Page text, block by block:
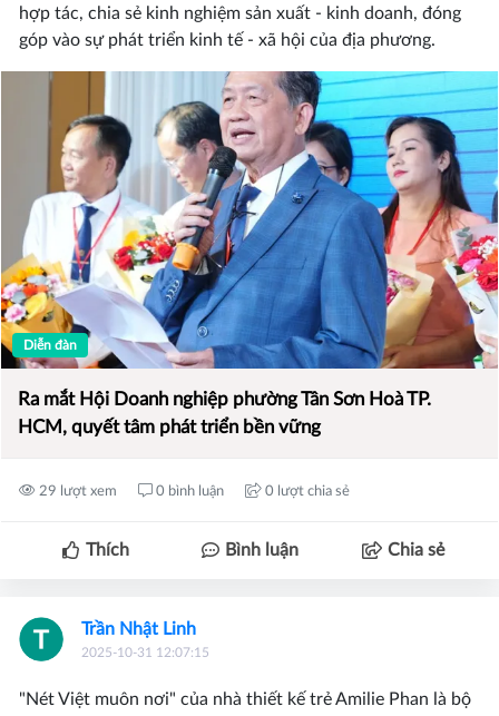
hợp tác, chia sẻ kinh nghiệm sản xuất - kinh doanh, đóng
góp vào sự phát triển kinh tế - xã hội của địa phương.
Diễn đàn
Ra mắt Hội Doanh nghiệp phường Tân Sơn Hoà TP.
HCM, quyết tâm phát triển bền vững
29 lượt xem 0 bình luận 0 lượt chia sẻ
Thích Bình luận Chia sẻ
Trần Nhật Linh
2025-10-31 12:07:15
"Nét Việt muôn nơi" của nhà thiết kế trẻ Amilie Phan là bộ